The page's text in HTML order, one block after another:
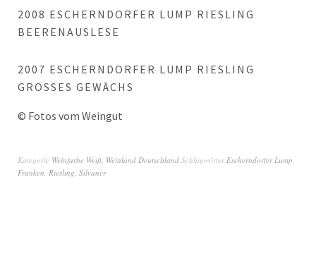
2008 ESCHERNDORFER LUMP RIESLING
BEERENAUSLESE
2007 ESCHERNDORFER LUMP RIESLING
GROSSES GEWÄCHS
© Fotos vom Weingut
Kategorie Weinfarbe Weiß, Weinland Deutschland SchlagwörterEscherndorfer Lump,
Franken, Riesling, Silvaner